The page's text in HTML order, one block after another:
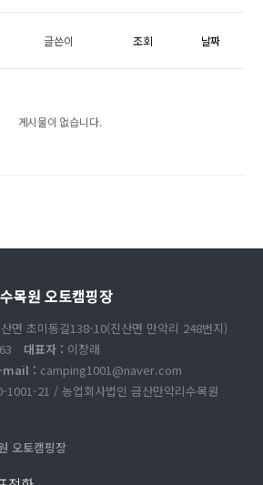
글쓴이 조회 날짜
게시물이 없습니다.
목원 오토캠핑장
면 초미동길138-10(진산면 만악리 248번지)
대표자 : 이창래
mail : camping1001@naver.com
1001-21 / 농업회사법인 금산만악리수목원
오토캠핑장